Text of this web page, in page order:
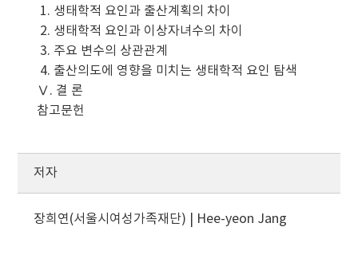
1. 생태학적 요인과 출산계획의 차이
2. 생태학적 요인과 이상자녀수의 차이
3. 주요 변수의 상관관계
4. 출산의도에 영향을 미치는 생태학적 요인 탐색
Ⅴ. 결 론
참고문헌
저자
장희연(서울시여성가족재단) | Hee-yeon Jang